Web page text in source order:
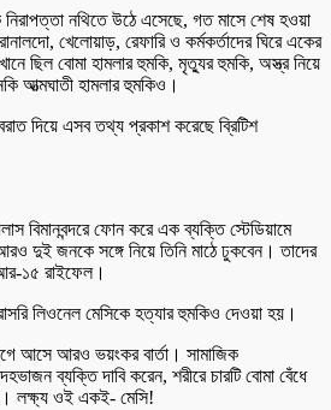
নথিতে উঠে এসেছে, গত মাসে শেষ হওয়া
খেলোয়াড়, রেফারি ও কর্মকর্তাদের ঘিরে একের
ছিল বোমা হামলার হুমকি, মৃত্যুর হুমকি, অস্ত্র নিয়ে
আত্মঘাতী হামলার হুমকিও।
দিয়ে এসব তথ্য প্রকাশ করেছে ব্রিটিশ
বিমানবন্দরে ফোন করে এক ব্যক্তি স্টেডিয়ামে
দুই জনকে সঙ্গে নিয়ে তিনি মাঠে ঢুকবেন। তাদের
১৫ রাইফেল।
লিওনেল মেসিকে হত্যার হুমকিও দেওয়া হয়।
আসে আরও ভয়ংকর বার্তা। সামাজিক
ব্যক্তি দাবি করেন, শরীরে চারটি বোমা বেঁধে
লক্ষ্য ওই একই- মেসি!